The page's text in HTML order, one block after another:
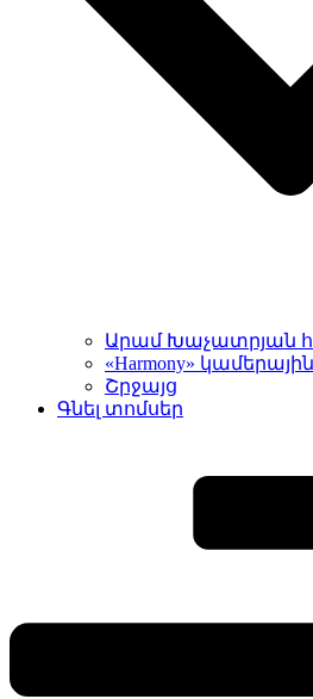
Արամ Խաչատրյան
«Harmony»
Շրջայց
Գնել տոմսեր